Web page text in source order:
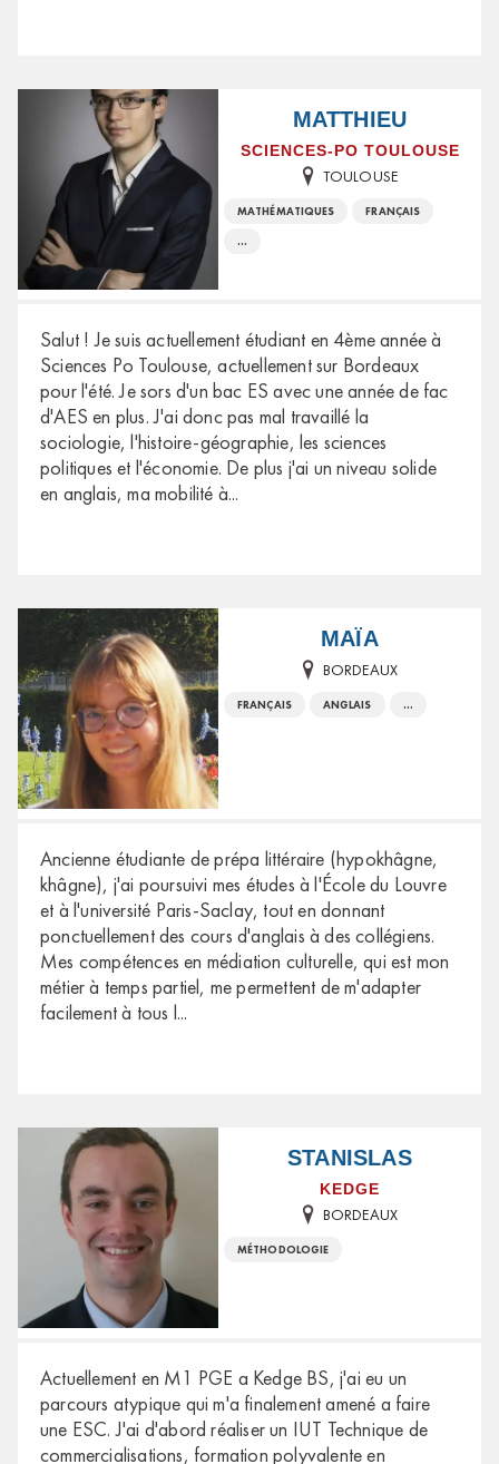
MATTHIEU
SCIENCES-PO TOULOUSE
TOULOUSE
MATHÉMATIQUES FRANÇAIS
...
Salut ! Je suis actuellement étudiant en 4ème année à
Sciences Po Toulouse, actuellement sur Bordeaux
pour l'été. Je sors d'un bac ES avec une année de fac
d'AES en plus. J'ai donc pas mal travaillé la
sociologie, l'histoire-géographie, les sciences
politiques et l'économie. De plus j'ai un niveau solide
en anglais, ma mobilité à...
MAÏA
BORDEAUX
FRANÇAIS ANGLAIS ...
Ancienne étudiante de prépa littéraire (hypokhâgne,
khâgne), j'ai poursuivi mes études à l'École du Louvre
et à l'université Paris-Saclay, tout en donnant
ponctuellement des cours d'anglais à des collégiens.
Mes compétences en médiation culturelle, qui est mon
métier à temps partiel, me permettent de m'adapter
facilement à tous l...
STANISLAS
KEDGE
BORDEAUX
MÉTHODOLOGIE
Actuellement en M1 PGE a Kedge BS, j'ai eu un
parcours atypique qui m'a finalement amené a faire
une ESC. J'ai d'abord réaliser un IUT Technique de
commercialisations, formation polyvalente en